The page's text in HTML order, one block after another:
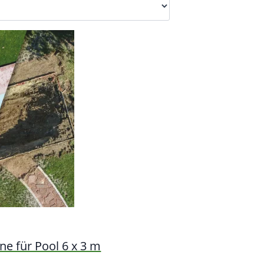
für Pool 6 x 3 m